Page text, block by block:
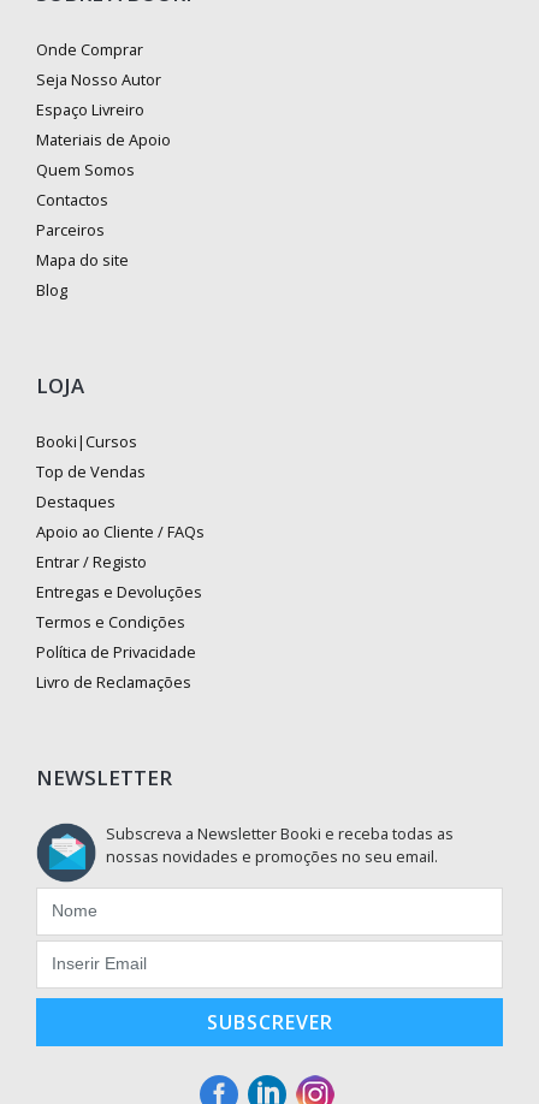
Onde Comprar
Seja Nosso Autor
Espaço Livreiro
Materiais de Apoio
Quem Somos
Contactos
Parceiros
Mapa do site
Blog
LOJA
Booki|Cursos
Top de Vendas
Destaques
Apoio ao Cliente / FAQs
Entrar / Registo
Entregas e Devoluções
Termos e Condições
Política de Privacidade
Livro de Reclamações
NEWSLETTER
Subscreva a Newsletter Booki e receba todas as
nossas novidades e promoções no seu email.
SUBSCREVER